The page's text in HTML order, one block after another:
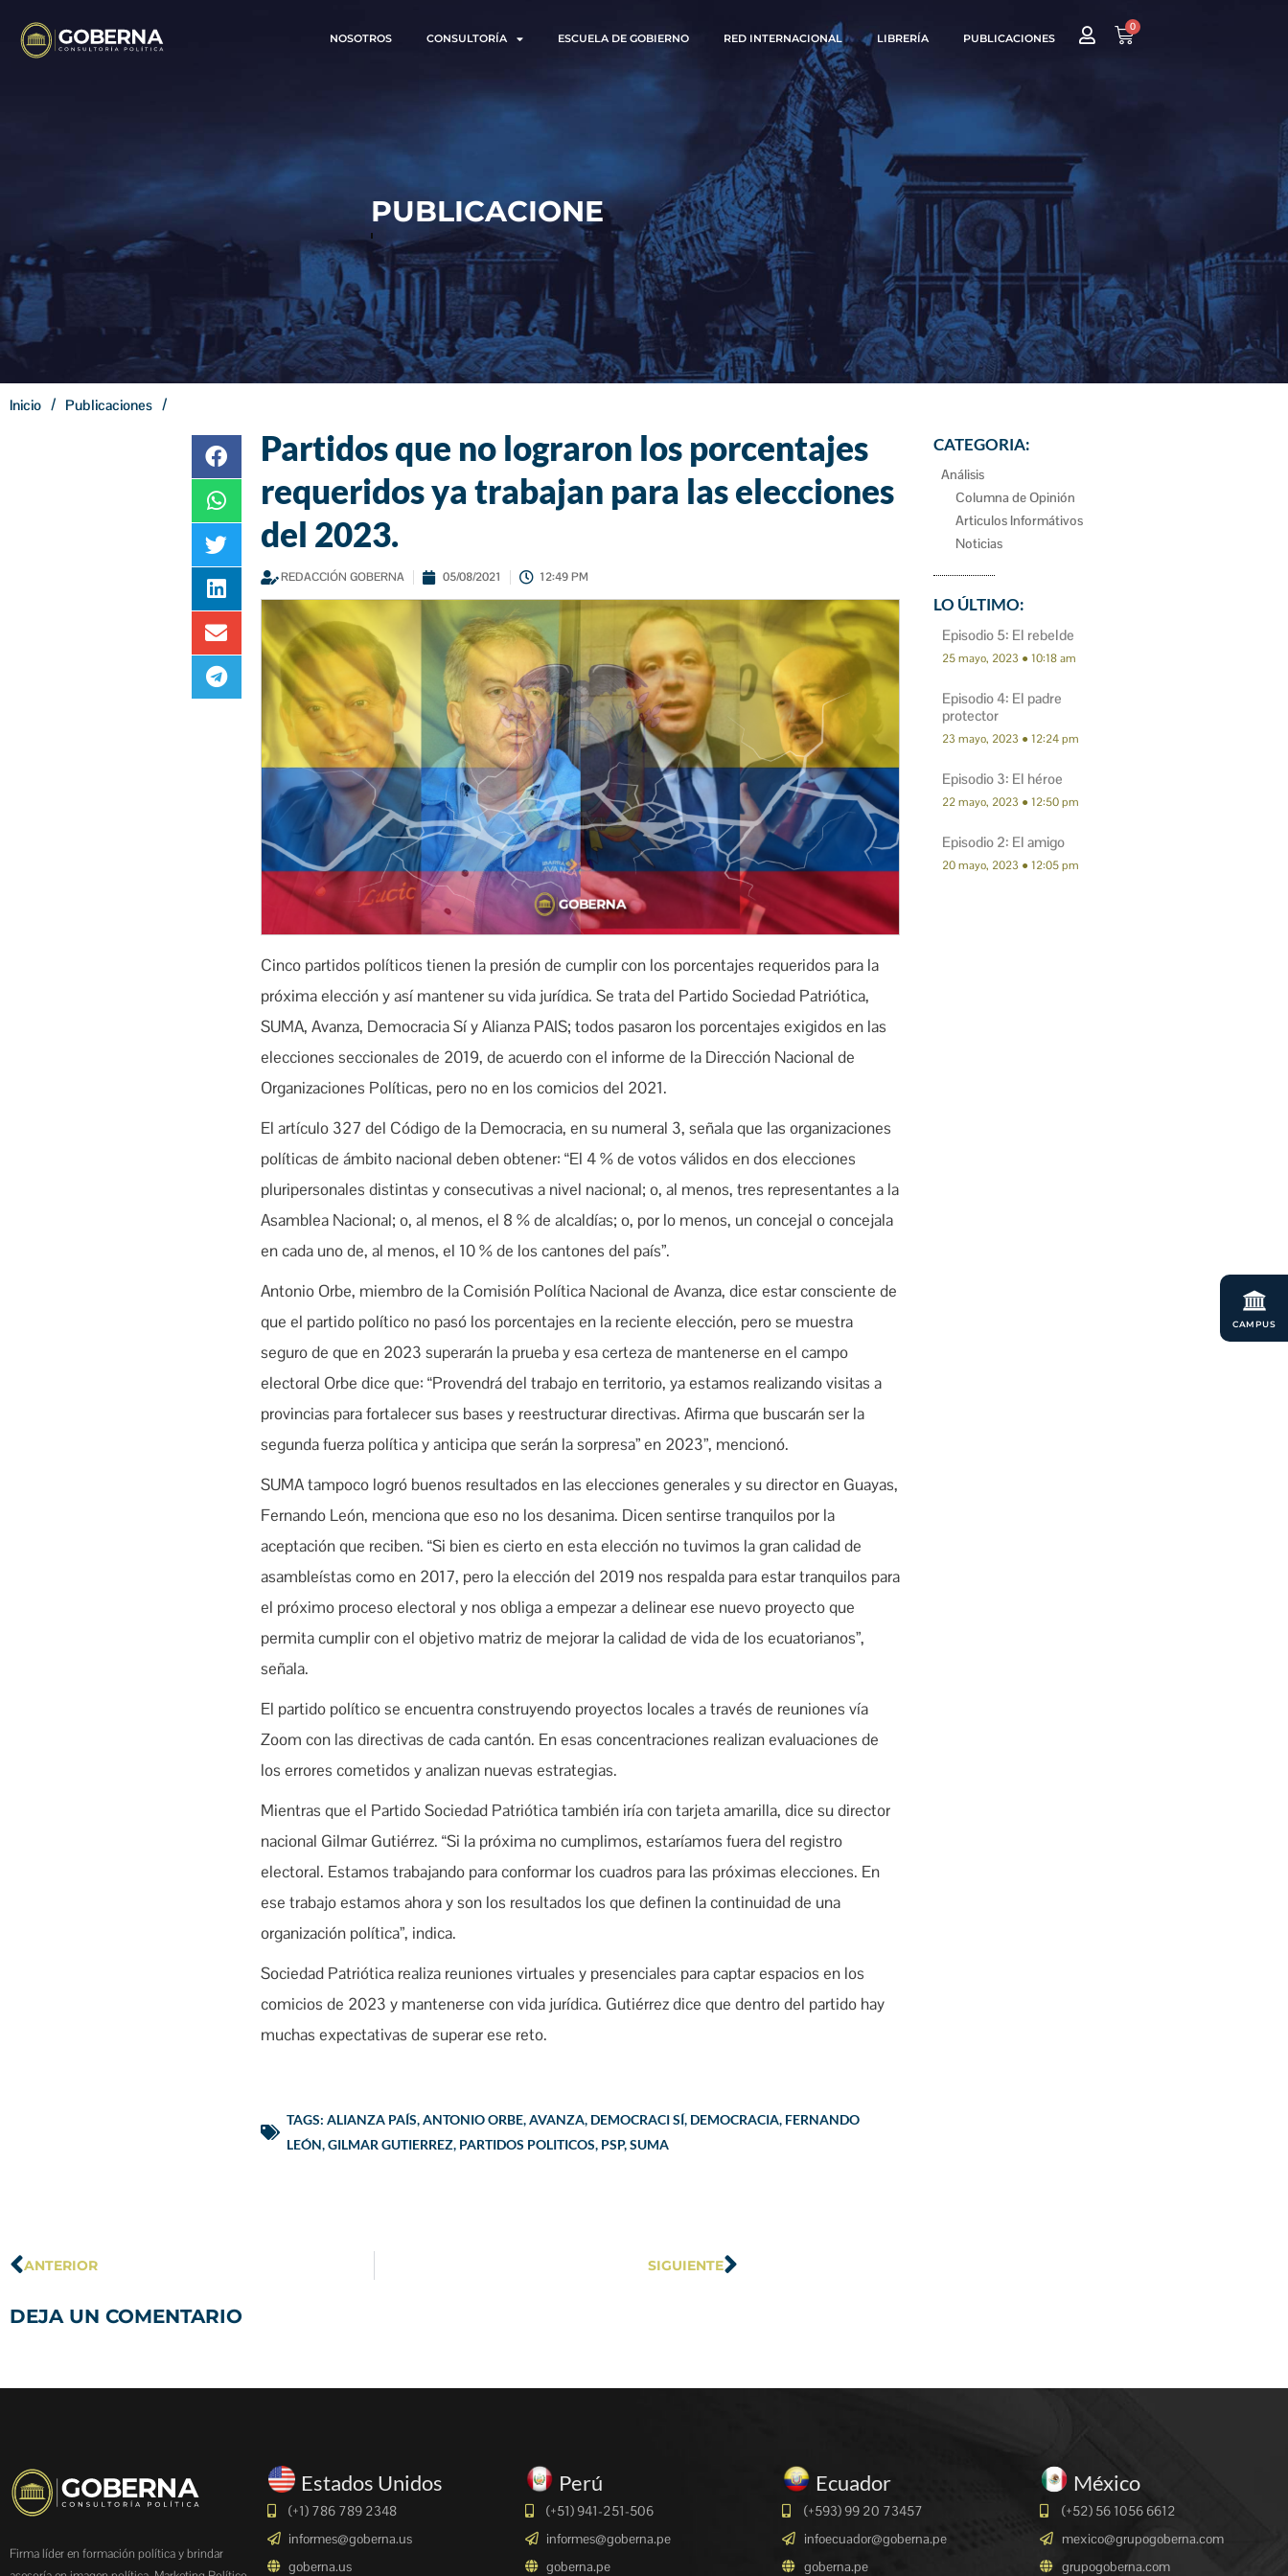
NOSOTROS CONSULTORÍA ESCUELA DE GOBIERNO RED INTERNACIONAL LIBRERÍA PUBLICACIONES
0
CAMPUS
PUBLICACIONES
Inicio / Publicaciones /
Partidos que no lograron los porcentajes
requeridos ya trabajan para las elecciones
del 2023.
REDACCIÓN GOBERNA 05/08/2021 12:49 PM
Cinco partidos políticos tienen la presión de cumplir con los porcentajes requeridos para la
próxima elección y así mantener su vida jurídica. Se trata del Partido Sociedad Patriótica,
SUMA, Avanza, Democracia Sí y Alianza PAIS; todos pasaron los porcentajes exigidos en las
elecciones seccionales de 2019, de acuerdo con el informe de la Dirección Nacional de
Organizaciones Políticas, pero no en los comicios del 2021.
El artículo 327 del Código de la Democracia, en su numeral 3, señala que las organizaciones
políticas de ámbito nacional deben obtener: “El 4 % de votos válidos en dos elecciones
pluripersonales distintas y consecutivas a nivel nacional; o, al menos, tres representantes a la
Asamblea Nacional; o, al menos, el 8 % de alcaldías; o, por lo menos, un concejal o concejala
en cada uno de, al menos, el 10 % de los cantones del país”.
Antonio Orbe, miembro de la Comisión Política Nacional de Avanza, dice estar consciente de
que el partido político no pasó los porcentajes en la reciente elección, pero se muestra
seguro de que en 2023 superarán la prueba y esa certeza de mantenerse en el campo
electoral Orbe dice que: “Provendrá del trabajo en territorio, ya estamos realizando visitas a
provincias para fortalecer sus bases y reestructurar directivas. Afirma que buscarán ser la
segunda fuerza política y anticipa que serán la sorpresa” en 2023”, mencionó.
SUMA tampoco logró buenos resultados en las elecciones generales y su director en Guayas,
Fernando León, menciona que eso no los desanima. Dicen sentirse tranquilos por la
aceptación que reciben. “Si bien es cierto en esta elección no tuvimos la gran calidad de
asambleístas como en 2017, pero la elección del 2019 nos respalda para estar tranquilos para
el próximo proceso electoral y nos obliga a empezar a delinear ese nuevo proyecto que
permita cumplir con el objetivo matriz de mejorar la calidad de vida de los ecuatorianos”,
señala.
El partido político se encuentra construyendo proyectos locales a través de reuniones vía
Zoom con las directivas de cada cantón. En esas concentraciones realizan evaluaciones de
los errores cometidos y analizan nuevas estrategias.
Mientras que el Partido Sociedad Patriótica también iría con tarjeta amarilla, dice su director
nacional Gilmar Gutiérrez. “Si la próxima no cumplimos, estaríamos fuera del registro
electoral. Estamos trabajando para conformar los cuadros para las próximas elecciones. En
ese trabajo estamos ahora y son los resultados los que definen la continuidad de una
organización política”, indica.
Sociedad Patriótica realiza reuniones virtuales y presenciales para captar espacios en los
comicios de 2023 y mantenerse con vida jurídica. Gutiérrez dice que dentro del partido hay
muchas expectativas de superar ese reto.
TAGS: ALIANZA PAÍS,ANTONIO ORBE,AVANZA, DEMOCRACI SÍ, DEMOCRACIA, FERNANDO
LEÓN,GILMAR GUTIERREZ, PARTIDOS POLITICOS, PSP,SUMA
CATEGORIA:
Análisis
Columna de Opinión
Articulos Informátivos
Noticias
LO ÚLTIMO:
Episodio 5: El rebelde
25 mayo, 2023 10:18 am
Episodio 4: El padre
protector
23 mayo, 2023 12:24 pm
Episodio 3: El héroe
22 mayo, 2023 12:50 pm
Episodio 2: El amigo
20 mayo, 2023 12:05 pm
ANTERIOR SIGUIENTE
DEJA UN COMENTARIO
Firma líder en formación política y brindar
Estados Unidos
(+1) 786 789 2348
informes@goberna.us
goberna.us
Perú
(+51) 941-251-506
informes@goberna.pe
goberna.pe
Ecuador
(+593) 99 20 73457
infoecuador@goberna.pe
goberna.pe
México
(+52) 56 1056 6612
mexico@grupogoberna.com
grupogoberna.com